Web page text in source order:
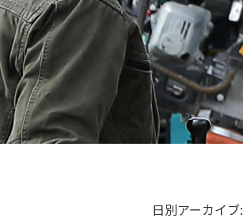
日別アーカイブ: